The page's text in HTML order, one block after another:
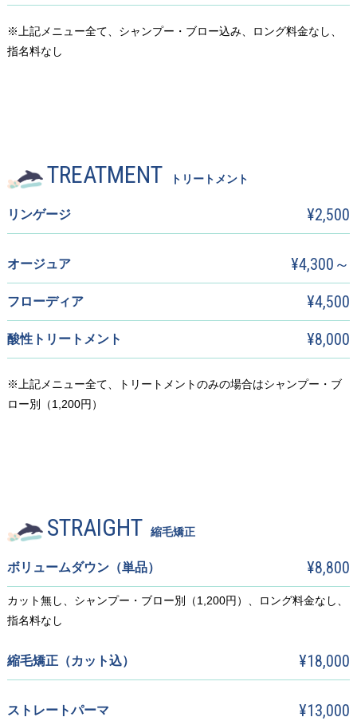
※上記メニュー全て、シャンプー・ブロー込み、ロング料金なし、
指名料なし
TREATMENT トリートメント
リンゲージ ¥2,500
オージュア ¥4,300～
フローディア ¥4,500
酸性トリートメント ¥8,000
※上記メニュー全て、トリートメントのみの場合はシャンプー・ブ
ロー別（1,200円）
STRAIGHT 縮毛矯正
ボリュームダウン（単品） ¥8,800
カット無し、シャンプー・ブロー別（1,200円）、ロング料金なし、
指名料なし
縮毛矯正（カット込） ¥18,000
ストレートパーマ ¥13,000